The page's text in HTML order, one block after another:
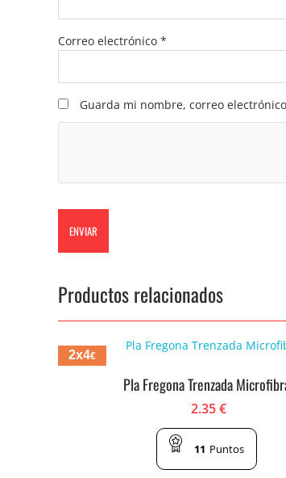
Correo electrónico *
Guarda mi nombre, correo
Productos relacionados
2x4€
Pla Fregona Trenzada
2.35€
11 Puntos